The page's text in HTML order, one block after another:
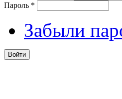
Пароль *
Забыли